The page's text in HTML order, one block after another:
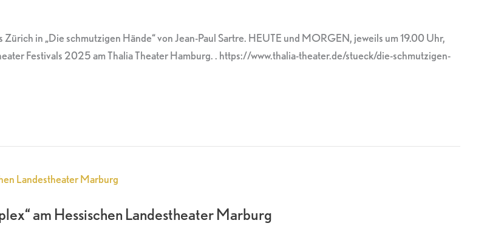
in „Die schmutzigen Hände“ von Jean-Paul Sartre. HEUTE und MORGEN, jeweils um 19.00 Uhr,
Festivals 2025 am Thalia Theater Hamburg. . https://www.thalia-theater.de/stueck/die-schmutzigen-
am Hessischen Landestheater Marburg